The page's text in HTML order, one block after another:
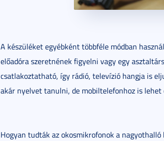
A készüléket egyébként többféle módban
előadóra szeretnének figyelni vagy egy
csatlakoztatható, így rádió, televízió hangja is
akár nyelvet tanulni, de mobiltelefonhoz is lehet
Hogyan tudták az okosmikrofonok a